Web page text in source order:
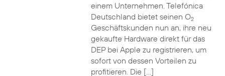
einem Unternehmen. Telefónica
Deutschland bietet seinen O2
Geschäftskunden nun an, ihre neu
gekaufte Hardware direkt für das
DEP bei Apple zu registrieren, um
sofort von dessen Vorteilen zu
profitieren. Die […]